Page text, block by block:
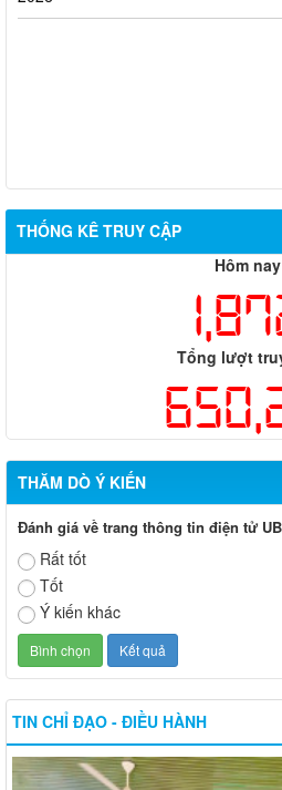
THỐNG KÊ TRUY CẬP
Hôm nay
Tổng lượt
THĂM DÒ Ý KIẾN
Đánh giá về trang thông tin điện tử
Rất tốt
Tốt
Ý kiến khác
TIN CHỈ ĐẠO - ĐIỀU HÀNH